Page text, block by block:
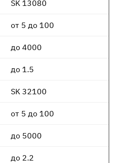
SK 13080
от 5 до 100
до 4000
до 1.5
SK 32100
от 5 до 100
до 5000
до 2.2